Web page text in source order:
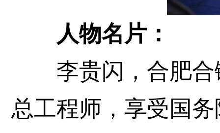
人物名片：
李贵闪，合肥合
总工程师，享受国